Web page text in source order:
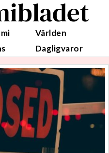
Världen
Dagligvaror